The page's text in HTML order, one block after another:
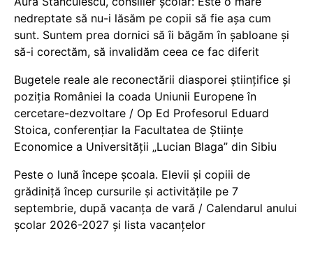
nedreptate să nu-i lăsăm pe copii să fie așa cum
sunt. Suntem prea dornici să îi băgăm în șabloane și
să-i corectăm, să invalidăm ceea ce fac diferit
Bugetele reale ale reconectării diasporei științifice și
poziția României la coada Uniunii Europene în
cercetare-dezvoltare / Op Ed Profesorul Eduard
Stoica, conferențiar la Facultatea de Științe
Economice a Universității „Lucian Blaga” din Sibiu
Peste o lună începe școala. Elevii și copiii de
grădiniță încep cursurile și activitățile pe 7
septembrie, după vacanța de vară / Calendarul anului
școlar 2026-2027 și lista vacanțelor